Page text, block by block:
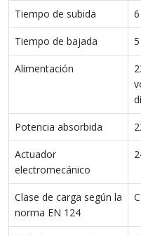
Tiempo de subida
Tiempo de bajada
Alimentación
Potencia absorbida
Actuador
electromecánico
Clase de carga según la
norma EN 124